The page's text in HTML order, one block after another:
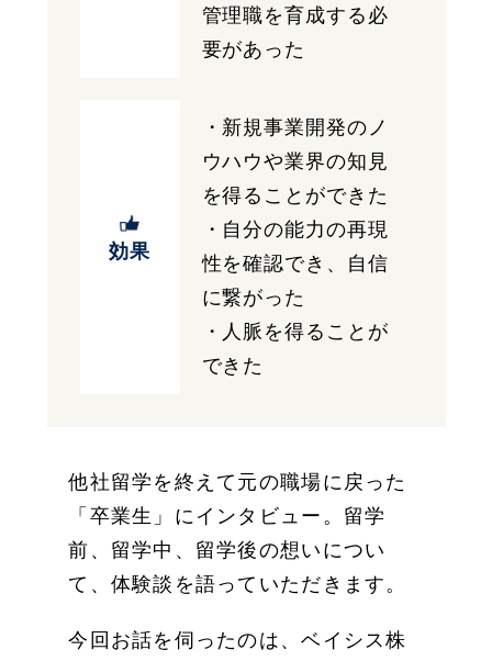
管理職を育成する必
要があった
効果
・新規事業開発のノ
ウハウや業界の知見
を得ることができた
・自分の能力の再現
性を確認でき、自信
に繋がった
・人脈を得ることが
できた
他社留学を終えて元の職場に戻った
「卒業生」にインタビュー。留学
前、留学中、留学後の想いについ
て、体験談を語っていただきます。
今回お話を伺ったのは、ベイシス株